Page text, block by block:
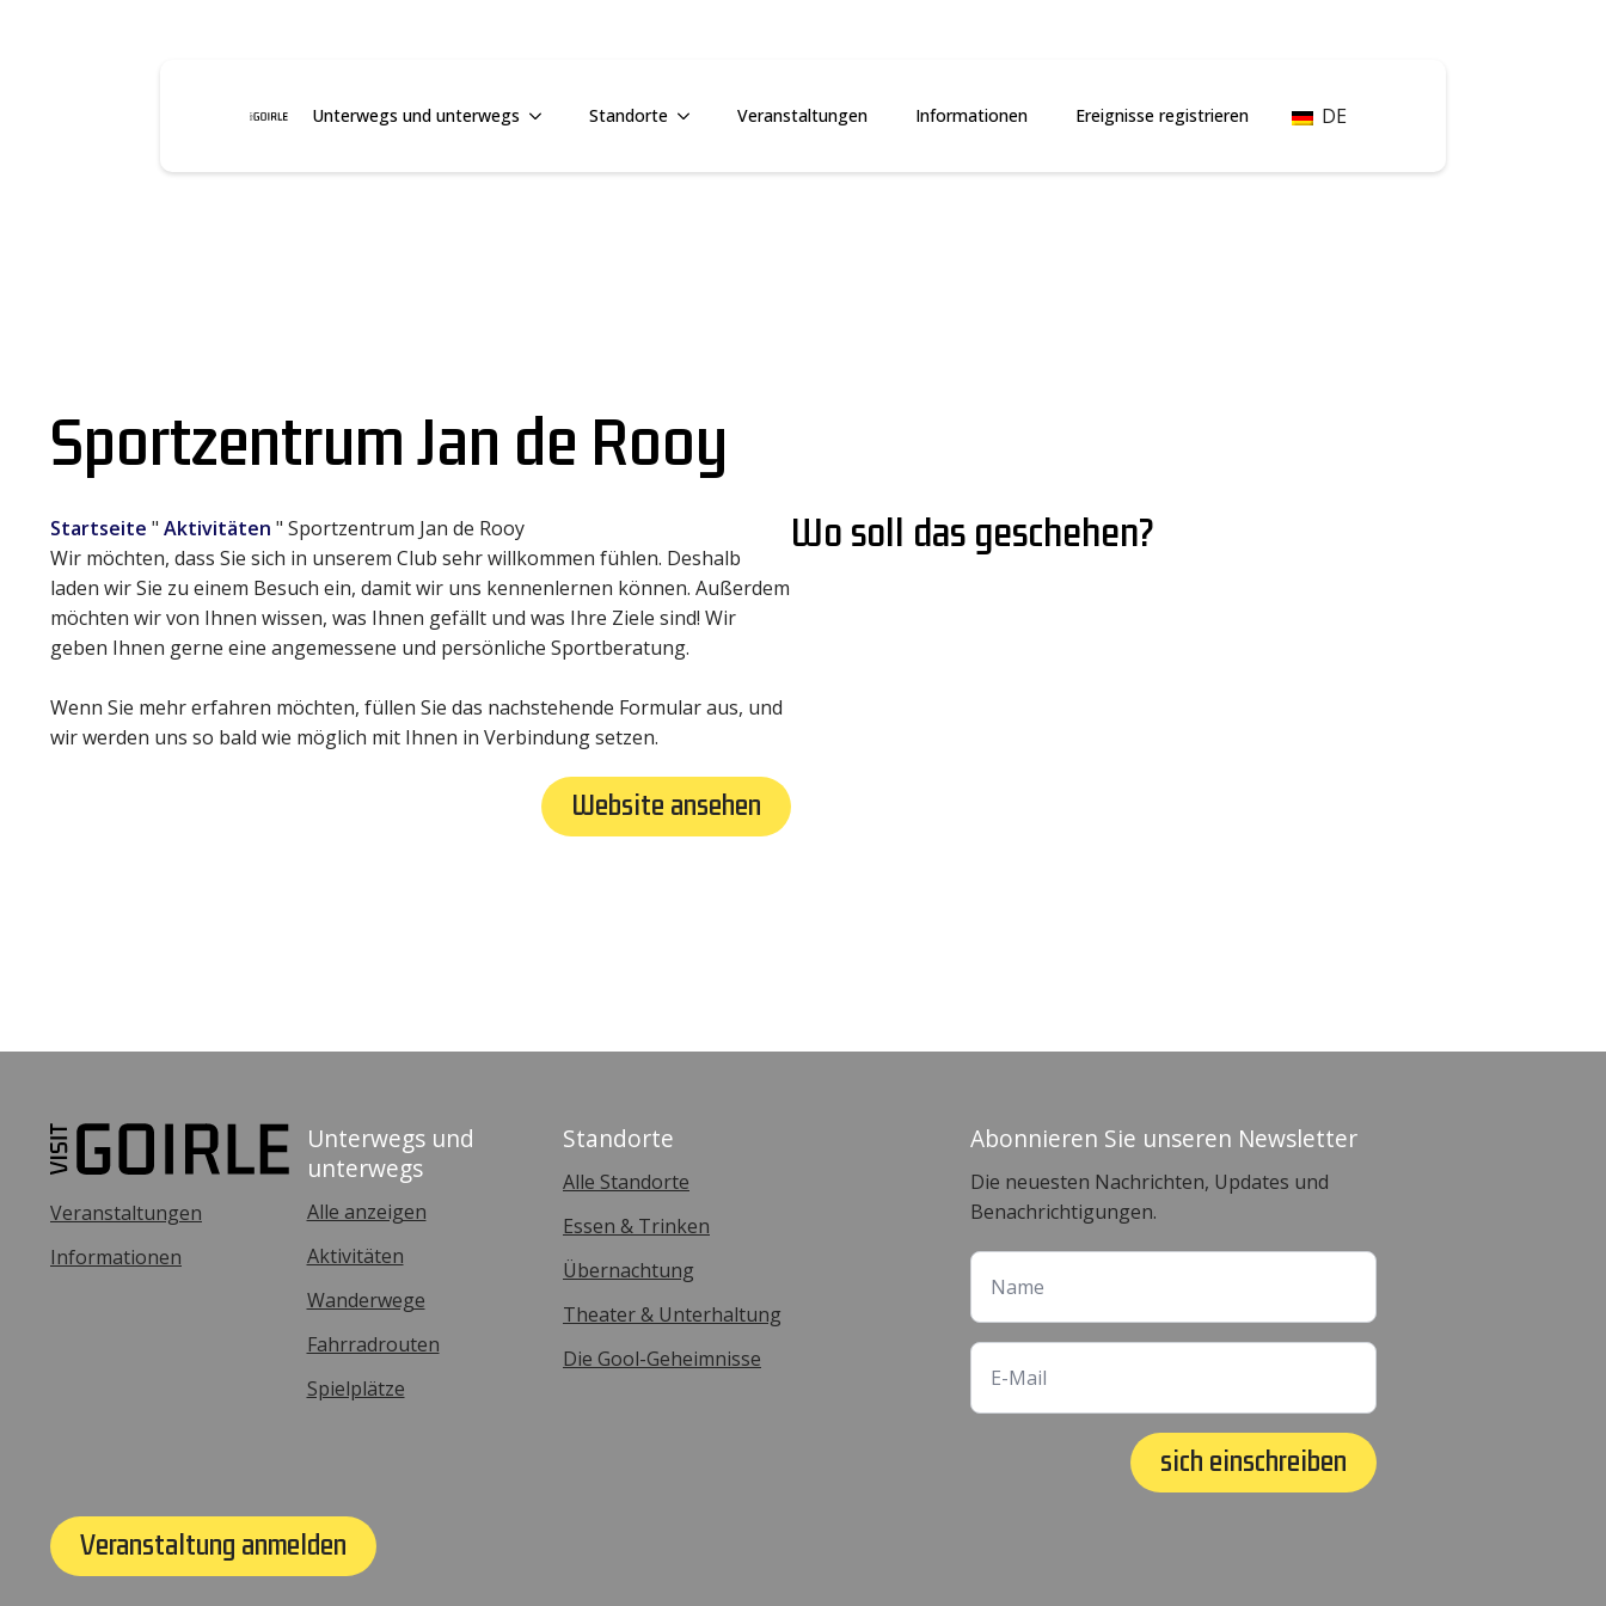
Unterwegs und unterwegs Standorte Veranstaltungen Informationen Ereignisse registrieren DE
Sportzentrum Jan de Rooy
Startseite " Aktivitäten " Sportzentrum Jan de Rooy
Wir möchten, dass Sie sich in unserem Club sehr willkommen fühlen. Deshalb
laden wir Sie zu einem Besuch ein, damit wir uns kennenlernen können. Außerdem
möchten wir von Ihnen wissen, was Ihnen gefällt und was Ihre Ziele sind! Wir
geben Ihnen gerne eine angemessene und persönliche Sportberatung.
Wenn Sie mehr erfahren möchten, füllen Sie das nachstehende Formular aus, und
wir werden uns so bald wie möglich mit Ihnen in Verbindung setzen.
Website ansehen
Wo soll das geschehen?
Veranstaltungen
Informationen
Unterwegs und
unterwegs
Alle anzeigen
Aktivitäten
Wanderwege
Fahrradrouten
Spielplätze
Standorte
Alle Standorte
Essen & Trinken
Übernachtung
Theater & Unterhaltung
Die Gool-Geheimnisse
Abonnieren Sie unseren Newsletter
Die neuesten Nachrichten, Updates und
Benachrichtigungen.
sich einschreiben
Veranstaltung anmelden